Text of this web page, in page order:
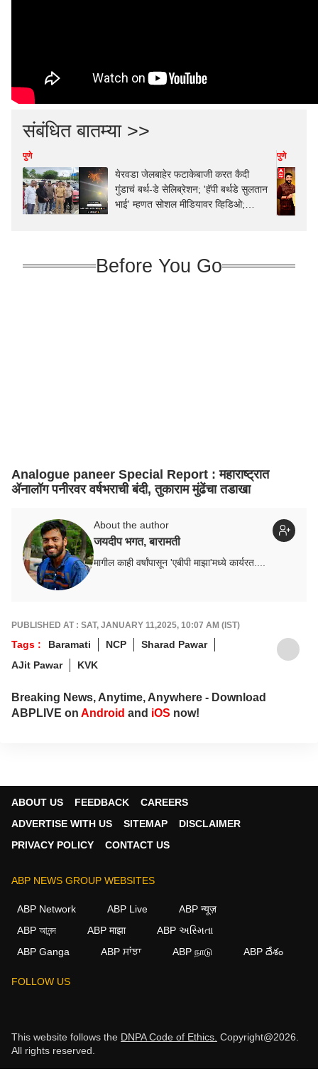
संबंधित बातम्या >>
पुणे
येरवडा जेलबाहेर फटाकेबाजी करत कैदी
गुंडाचं बर्थ-डे सेलिब्रेशन; 'हॅपी बर्थडे सुलतान
भाई' म्हणत सोशल मीडियावर व्हिडिओ;
पुणे
Before You Go
Analogue paneer Special Report : महाराष्ट्रात
ॲनालॉग पनीरवर वर्षभराची बंदी, तुकाराम मुंढेंचा तडाखा
About the author
जयदीप भगत, बारामती
मागील काही वर्षांपासून 'एबीपी माझा'मध्ये कार्यरत....
PUBLISHED AT : SAT, JANUARY 11,2025, 10:07 AM (IST)
Tags : Baramati NCP
Sharad Pawar
AJit Pawar
KVK
Breaking News, Anytime, Anywhere - Download
ABPLIVE on Android and iOS now!
ABOUT US FEEDBACK
CAREERS
ADVERTISE WITH US
SITEMAP
DISCLAIMER
PRIVACY POLICY
CONTACT US
ABP NEWS GROUP WEBSITES
ABP Network ABP Live
ABP न्यूज़
ABP আনন্দ
ABP माझा
ABP અસ્મિતા
ABP Ganga
ABP ਸਾਂਝਾ ABP நாடு ABP దేశం
FOLLOW US
This website follows the DNPA Code of Ethics. Copyright@2026.
All rights reserved.